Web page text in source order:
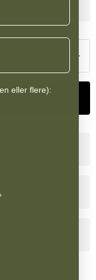
eller flere):